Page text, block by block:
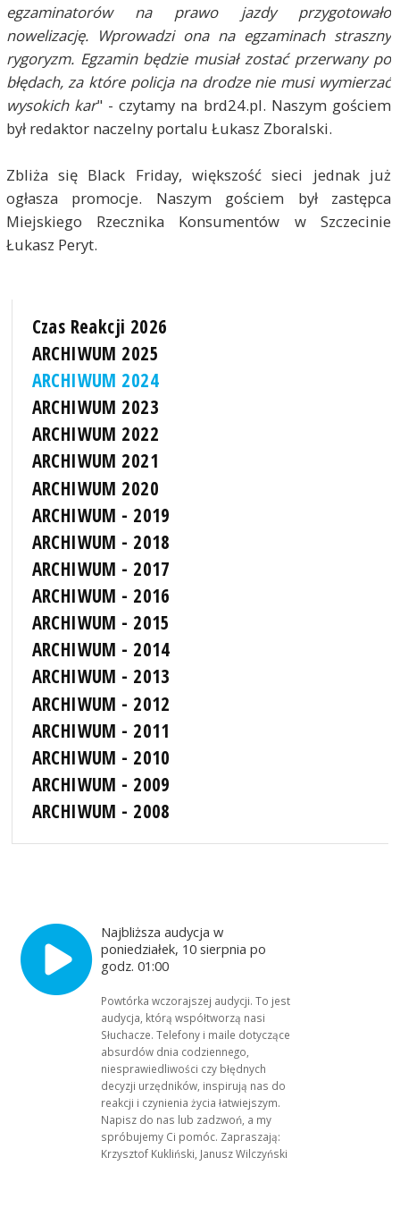
egzaminatorów na prawo jazdy przygotowało
nowelizację. Wprowadzi ona na egzaminach straszny
rygoryzm. Egzamin będzie musiał zostać przerwany po
błędach, za które policja na drodze nie musi wymierzać
wysokich kar" - czytamy na brd24.pl. Naszym gościem
był redaktor naczelny portalu Łukasz Zboralski.
Zbliża się Black Friday, większość sieci jednak już
ogłasza promocje. Naszym gościem był zastępca
Miejskiego Rzecznika Konsumentów w Szczecinie
Łukasz Peryt.
Czas Reakcji 2026
ARCHIWUM 2025
ARCHIWUM 2024
ARCHIWUM 2023
ARCHIWUM 2022
ARCHIWUM 2021
ARCHIWUM 2020
ARCHIWUM - 2019
ARCHIWUM - 2018
ARCHIWUM - 2017
ARCHIWUM - 2016
ARCHIWUM - 2015
ARCHIWUM - 2014
ARCHIWUM - 2013
ARCHIWUM - 2012
ARCHIWUM - 2011
ARCHIWUM - 2010
ARCHIWUM - 2009
ARCHIWUM - 2008
Najbliższa audycja w
poniedziałek, 10 sierpnia po
godz. 01:00
Powtórka wczorajszej audycji. To jest
audycja, którą współtworzą nasi
Słuchacze. Telefony i maile dotyczące
absurdów dnia codziennego,
niesprawiedliwości czy błędnych
decyzji urzędników, inspirują nas do
reakcji i czynienia życia łatwiejszym.
Napisz do nas lub zadzwoń, a my
spróbujemy Ci pomóc. Zapraszają:
Krzysztof Kukliński, Janusz Wilczyński